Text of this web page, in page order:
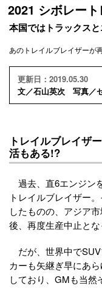
2021 シボレー
本国ではトラックス
あのトレイルブレイザーが
更新日：2019.05.30
文／石山英次 写真／
トレイルブレイザ
活もある!?
過去、直6エンジン
トレイルブレイザー
したものの、アジア
後、再度生産中止とな
だが、世界中で
カーも矢継ぎ早にあ
しており、GMも当然